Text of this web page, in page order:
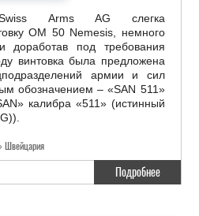
Arms AG слегка
OM 50 Nemesis, немного
доработав под требования
винтовка была предложена
армии и сил
обозначением – «SAN 511»
калибра «511» (истинный
Швейцария
Подробнее